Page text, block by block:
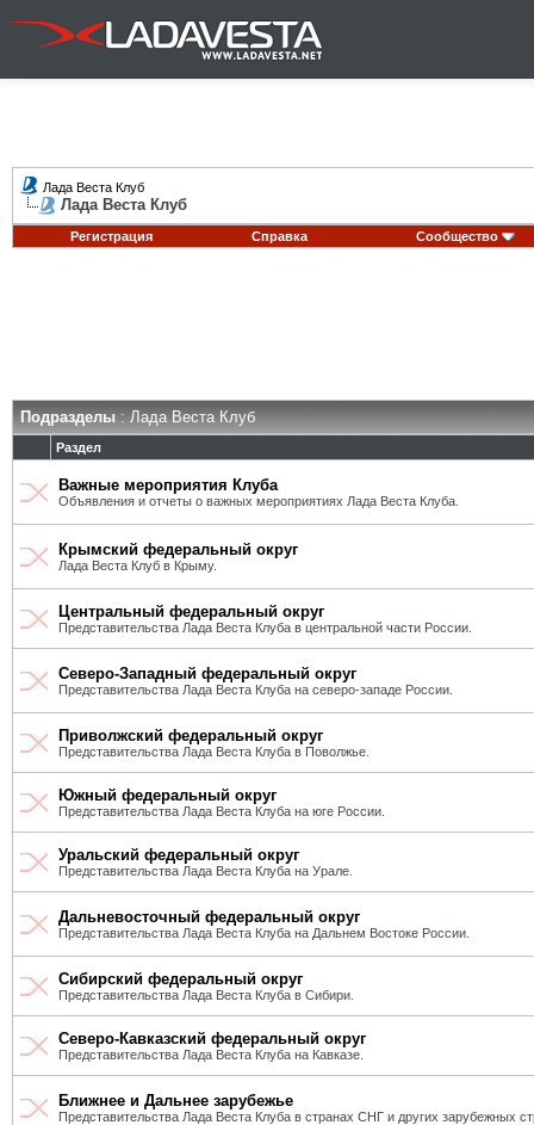
Лада Веста Клуб
Лада Веста Клуб
Регистрация Справка Сообщество
Подразделы: Лада Веста Клуб
Раздел
Важные мероприятия Клуба
Объявления и отчеты о важных мероприятиях Лада Веста Клуба.
Крымский федеральный округ
Лада Веста Клуб в Крыму.
Центральный федеральный округ
Представительства Лада Веста Клуба в центральной части России.
Северо-Западный федеральный округ
Представительства Лада Веста Клуба на северо-западе России.
Приволжский федеральный округ
Представительства Лада Веста Клуба в Поволжье.
Южный федеральный округ
Представительства Лада Веста Клуба на юге России.
Уральский федеральный округ
Представительства Лада Веста Клуба на Урале.
Дальневосточный федеральный округ
Представительства Лада Веста Клуба на Дальнем Востоке России.
Сибирский федеральный округ
Представительства Лада Веста Клуба в Сибири.
Северо-Кавказский федеральный округ
Представительства Лада Веста Клуба на Кавказе.
Ближнее и Дальнее зарубежье
Представительства Лада Веста Клуба в странах СНГ и других зарубежных